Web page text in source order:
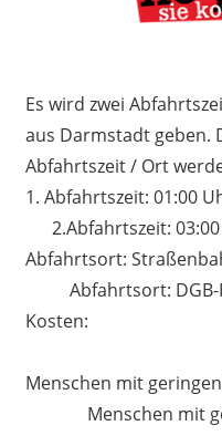
Es wird zwei
aus Darmstadt geben.
Abfahrtszeit / Ort
1. Abfahrtszeit:
2.Abfahrtszeit:
Abfahrtsort:
Abfahrtsort: DGB-
Menschen mit
Menschen mit